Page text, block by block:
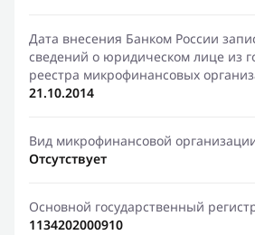
Дата внесения Банком России
сведений о юридическом лице из
реестра микрофинансовых
21.10.2014
Вид микрофинансовой
Отсутствует
Основной государственный
1134202000910